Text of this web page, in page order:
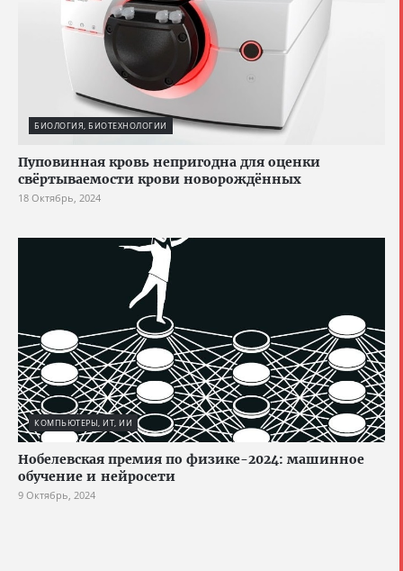
БИОЛОГИЯ, БИОТЕХНОЛОГИИ
Пуповинная кровь непригодна для оценки
свёртываемости крови новорождённых
18 Октябрь, 2024
КОМПЬЮТЕРЫ, ИТ, ИИ
Нобелевская премия по физике-2024: машинное
обучение и нейросети
9 Октябрь, 2024